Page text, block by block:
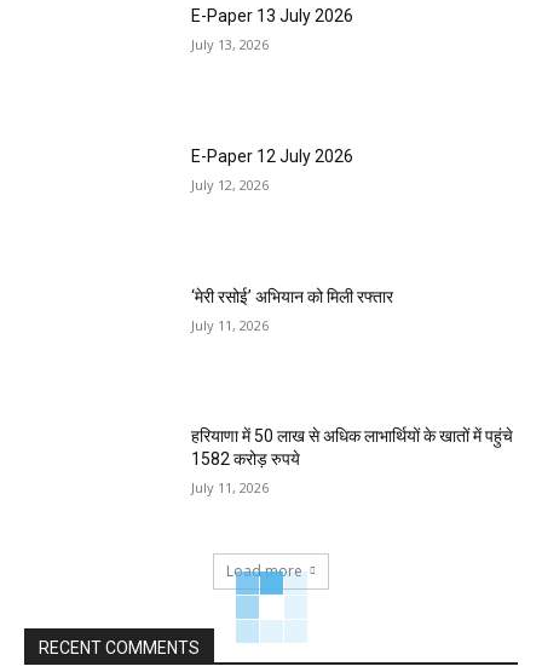
E-Paper 13 July 2026
July 13, 2026
E-Paper 12 July 2026
July 12, 2026
‘मेरी रसोई’ अभियान को मिली रफ्तार
July 11, 2026
हरियाणा में 50 लाख से अधिक लाभार्थियों के खातों में पहुंचे
1582 करोड़ रुपये
July 11, 2026
Load more
RECENT COMMENTS